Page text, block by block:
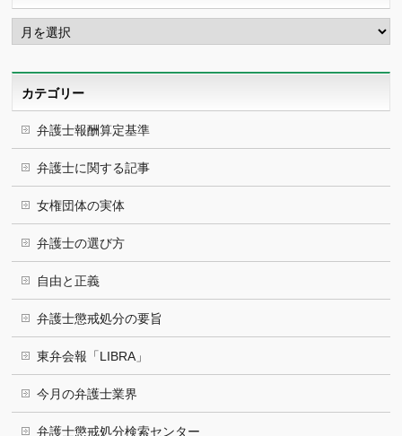
ア
ー
カ
カテゴリー
弁護士報酬算定基準
弁護士に関する記事
女権団体の実体
弁護士の選び方
自由と正義
弁護士懲戒処分の要旨
東弁会報「LIBRA」
今月の弁護士業界
弁護士懲戒処分検索センター